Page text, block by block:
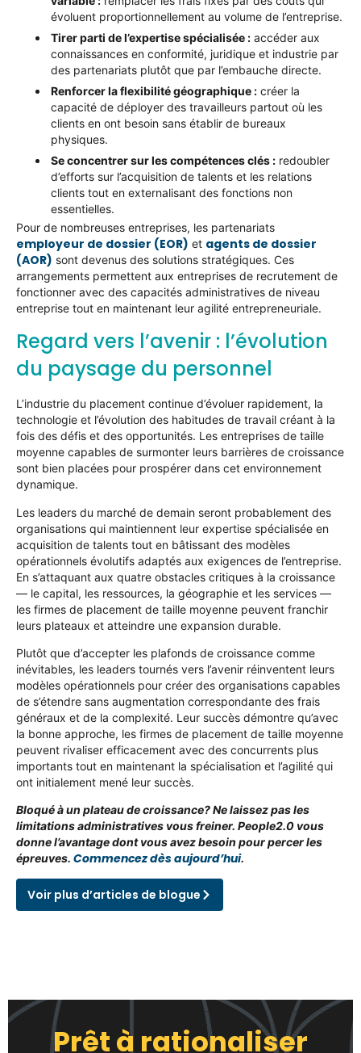
évoluent proportionnellement au volume de l’entreprise.
Tirer parti de l’expertise spécialisée : accéder aux
connaissances en conformité, juridique et industrie par
des partenariats plutôt que par l’embauche directe.
Renforcer la flexibilité géographique : créer la
capacité de déployer des travailleurs partout où les
clients en ont besoin sans établir de bureaux
physiques.
Se concentrer sur les compétences clés : redoubler
d’efforts sur l’acquisition de talents et les relations
clients tout en externalisant des fonctions non
essentielles.
Pour de nombreuses entreprises, les partenariats
employeur de dossier (EOR) et agents de dossier
(AOR) sont devenus des solutions stratégiques. Ces
arrangements permettent aux entreprises de recrutement de
fonctionner avec des capacités administratives de niveau
entreprise tout en maintenant leur agilité entrepreneuriale.
Regard vers l’avenir : l’évolution
du paysage du personnel
L’industrie du placement continue d’évoluer rapidement, la
technologie et l’évolution des habitudes de travail créant à la
fois des défis et des opportunités. Les entreprises de taille
moyenne capables de surmonter leurs barrières de croissance
sont bien placées pour prospérer dans cet environnement
dynamique.
Les leaders du marché de demain seront probablement des
organisations qui maintiennent leur expertise spécialisée en
acquisition de talents tout en bâtissant des modèles
opérationnels évolutifs adaptés aux exigences de l’entreprise.
En s’attaquant aux quatre obstacles critiques à la croissance
— le capital, les ressources, la géographie et les services —
les firmes de placement de taille moyenne peuvent franchir
leurs plateaux et atteindre une expansion durable.
Plutôt que d’accepter les plafonds de croissance comme
inévitables, les leaders tournés vers l’avenir réinventent leurs
modèles opérationnels pour créer des organisations capables
de s’étendre sans augmentation correspondante des frais
généraux et de la complexité. Leur succès démontre qu’avec
la bonne approche, les firmes de placement de taille moyenne
peuvent rivaliser efficacement avec des concurrents plus
importants tout en maintenant la spécialisation et l’agilité qui
ont initialement mené leur succès.
Bloqué à un plateau de croissance? Ne laissez pas les
limitations administratives vous freiner. People2.0 vous
donne l’avantage dont vous avez besoin pour percer les
épreuves. Commencez dès aujourd’hui.
Voir plus d’articles de blogue
Prêt à rationaliser